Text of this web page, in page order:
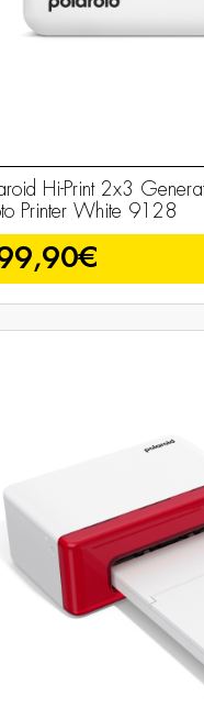
Hi-Print 2x3
Printer White 9128